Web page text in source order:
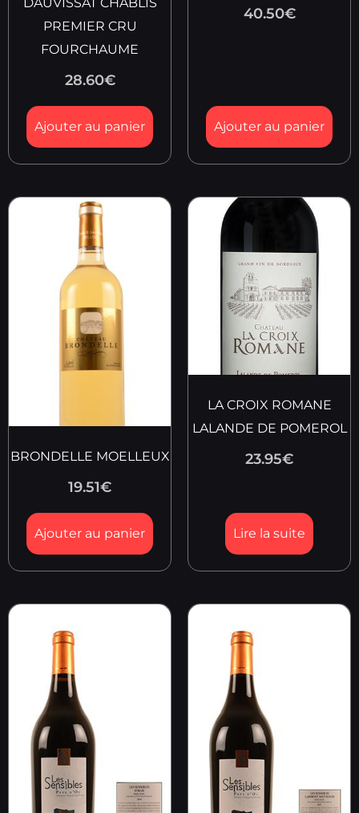
PREMIER CRU
FOURCHAUME
28.60€
Ajouter au panier
40.50€
Ajouter au panier
BRONDELLE MOELLEUX
19.51€
Ajouter au panier
LA CROIX ROMANE
LALANDE DE POMEROL
23.95€
Lire la suite